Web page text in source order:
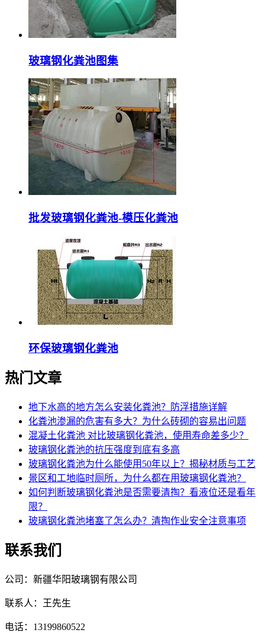
玻璃钢化粪池图集
批发玻璃钢化粪池-模压化粪池
环保玻璃钢化粪池
热门文章
地下水高的地方怎么安装化粪池？防浮措施详解
化粪池渗漏的危害有多大？为什么砖砌的容易出问题
混凝土化粪池 对比玻璃钢化粪池，使用寿命差多少？
玻璃钢化粪池的抗压强度到底有多高
玻璃钢化粪池为什么能使用50年以上？揭秘材质与工艺
景区和工地临时厕所，为什么都在用玻璃钢化粪池？
如何判断玻璃钢化粪池是否需要清掏？看液位还是看年
限？
玻璃钢化粪池堵塞了怎么办？清掏作业安全注意事项
联系我们
公司：新疆华阳玻璃钢有限公司
联系人：王先生
电话：13199860522